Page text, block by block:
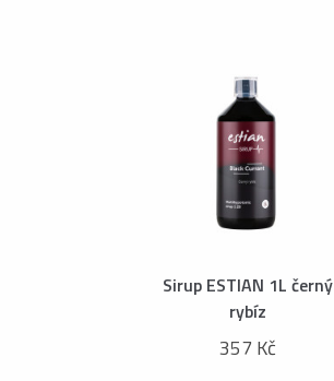
Sirup ESTIAN 1L černý
rybíz
357 Kč